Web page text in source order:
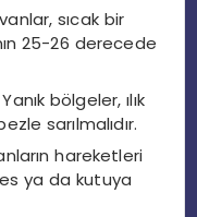
sıcak bir
25-26 derecede
Yanık bölgeler, ılık
sarılmalıdır.
hareketleri
ya da kutuya